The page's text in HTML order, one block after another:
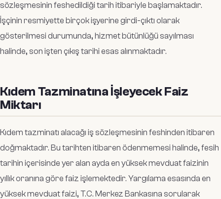
sözleşmesinin feshedildiği tarih itibariyle başlamaktadır.
İşçinin resmiyette birçok işyerine girdi-çıktı olarak
gösterilmesi durumunda, hizmet bütünlüğü sayılması
halinde, son işten çıkış tarihi esas alınmaktadır.
Kıdem Tazminatına İşleyecek Faiz
Miktarı
Kıdem tazminatı alacağı iş sözleşmesinin feshinden itibaren
doğmaktadır. Bu tarihten itibaren ödenmemesi halinde, fesih
tarihin içerisinde yer alan ayda en yüksek mevduat faizinin
yıllık oranına göre faiz işlemektedir. Yargılama esasında en
yüksek mevduat faizi, T.C. Merkez Bankasına sorularak